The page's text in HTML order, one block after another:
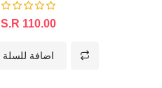
S.R 110.00
اضافة للسلة